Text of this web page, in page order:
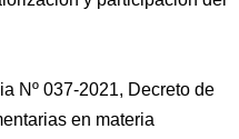
Nº 037-2021, Decreto de
en materia